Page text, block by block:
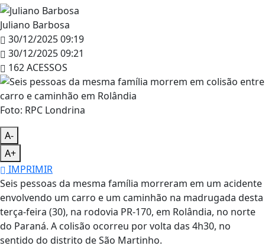
Juliano Barbosa
30/12/2025 09:19
30/12/2025 09:21
162 ACESSOS
Foto: RPC Londrina
A-
A+
IMPRIMIR
Seis pessoas da mesma família morreram em um acidente
envolvendo um carro e um caminhão na madrugada desta
terça-feira (30), na rodovia PR-170, em Rolândia, no norte
do Paraná. A colisão ocorreu por volta das 4h30, no
sentido do distrito de São Martinho.